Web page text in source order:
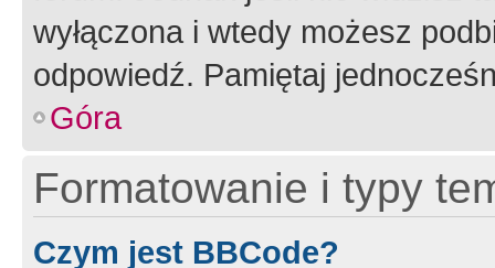
wyłączona i wtedy możesz
odpowiedź. Pamiętaj
Góra
Formatowanie i typy
Czym jest BBCode?